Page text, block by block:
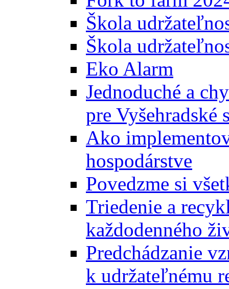
Škola
Škola
Eko Alarm
Jednoduché a
pre Vyšehradské
Ako
hospodárstve
Povedzme si
Triedenie a
každodenného
Predchádzanie
k udržateľnému